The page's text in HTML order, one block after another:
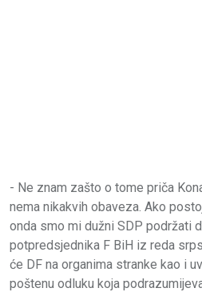
- Ne znam zašto o tome priča
nema nikakvih obaveza. Ako
onda smo mi dužni SDP podržati
potpredsjednika F BiH iz reda
će DF na organima stranke kao i
poštenu odluku koja